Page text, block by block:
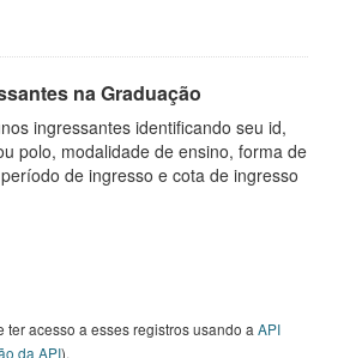
na Graduação
ingressantes identificando seu id,
polo, modalidade de ensino, forma de
de ingresso e cota de ingresso
ter acesso a esses registros usando a API
da API).